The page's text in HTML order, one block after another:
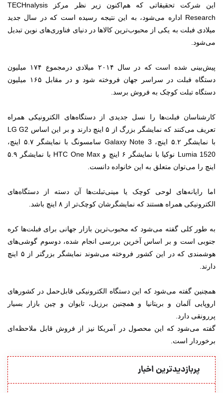
این شرکت تحقیقاتی که هم‌اکنون زیر نظر مرکز TECHnalysis
Research اداره می‌شود، به این نتیجه رسیده است که در سال جدید
میلادی فبلت به یکی از محبوب‌ترین کالاها در دنیای فناوری‌های نوین تبدیل
می‌شود.
پیش‌بینی شده است که در سال ۲۰۱۴ میلادی درمجموع ۱۷۴ میلیون
دستگاه فبلت در سراسر جهان فروخته شود و در مقابل ۱۶۵ میلیون
دستگاه تبلت کوچک به فروش برسد.
کارشناسان فبلت‌ها را نسل جدیدی از دستگاه‌های الکترونیکی همراه
تعریف می‌کنند که نمایشگر بزرگ از ۵ اینچ دارند و بر این اساس LG G2
با نمایشگر ۵.۲ اینچ، Galaxy Note 3 سامسونگ با نمایشگر ۵.۷ اینچ،
Lumia 1520 نوکیا با نمایشگر ۶ اینچ و HTC One Max با نمایشگر ۵.۹
اینچ را می‌توان متعلق به این خانواده دانست.
اما رایانه‌های لوحی کوچک یا مینی‌تبلت‌ها آن دسته از دستگاه‌های
الکترونیکی همراه هستند که نمایشگرشان کوچک‌تر از ۸ اینچ باشد.
به طور کلی گفته می‌شود که محبوب‌ترین بازار جهانی برای فبلت‌ها کره
جنوبی است و بر اساس آخرین بررسی انجام شده، دوسوم گوشی‌های
هوشمندی که در این کشور فروخته می‌شوند نمایشگر بزرگتر از ۵ اینچ
دارند.
همچنین گفته می‌شود که این دستگاه الکترونیکی قابل‌حمل در کشورهای
اروپایی آلمان و بریتانیا و همچنین برزیل، تایوان و چین بازار بسیار
پررونقی دارد.
گفته می‌شود که این محصول در آمریکا نیز از فروش قابل ملاحظه‌ای
برخوردار است.
پربازدیدترین اخبار